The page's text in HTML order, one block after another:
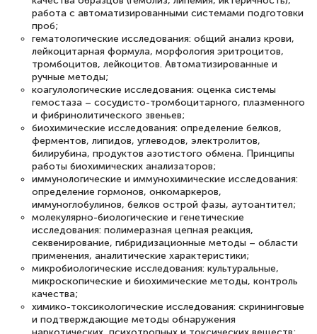
работа с автоматизированными системами подготовки
проб;
гематологические исследования: общий анализ крови,
лейкоцитарная формула, морфология эритроцитов,
тромбоцитов, лейкоцитов. Автоматизированные и
ручные методы;
коагулологические исследования: оценка системы
гемостаза – сосудисто-тромбоцитарного, плазменного
и фибринолитического звеньев;
биохимические исследования: определение белков,
ферментов, липидов, углеводов, электролитов,
билирубина, продуктов азотистого обмена. Принципы
работы биохимических анализаторов;
иммунологические и иммунохимические исследования:
определение гормонов, онкомаркеров,
иммуноглобулинов, белков острой фазы, аутоантител;
молекулярно-биологические и генетические
исследования: полимеразная цепная реакция,
секвенирование, гибридизационные методы – области
применения, аналитические характеристики;
микробиологические исследования: культуральные,
микроскопические и биохимические методы, контроль
качества;
химико-токсикологические исследования: скрининговые
и подтверждающие методы обнаружения